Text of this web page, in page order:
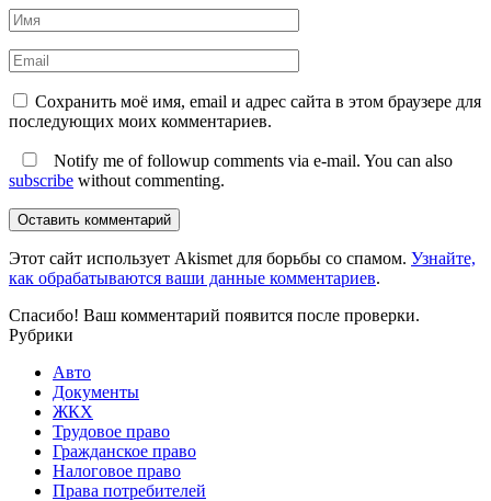
Сохранить моё имя, email и адрес сайта в этом браузере для
последующих моих комментариев.
Notify me of followup comments via e-mail. You can also
subscribe without commenting.
Оставить комментарий
Этот сайт использует Akismet для борьбы со спамом. Узнайте,
как обрабатываются ваши данные комментариев.
Спасибо! Ваш комментарий появится после проверки.
Рубрики
Авто
Документы
ЖКХ
Трудовое право
Гражданское право
Налоговое право
Права потребителей